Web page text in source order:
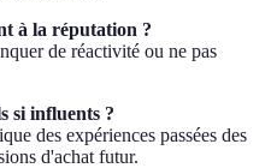
à la réputation ?
de réactivité ou ne pas
si influents ?
des expériences passées des
d'achat futur.